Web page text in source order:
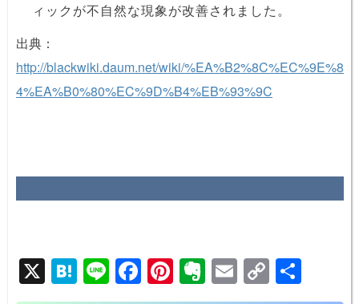
ィックが不自然な現象が改善されました。
出典：
http://blackwiki.daum.net/wiki/%EA%B2%8C%EC%9E%8
4%EA%B0%80%EC%9D%B4%EB%93%9C
X H Li F Pi E E C